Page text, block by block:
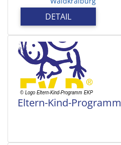
DETAIL
Eltern-Kind-Programm